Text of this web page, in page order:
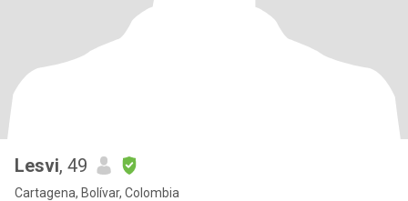
Lesvi, 49
Cartagena, Bolívar, Colombia